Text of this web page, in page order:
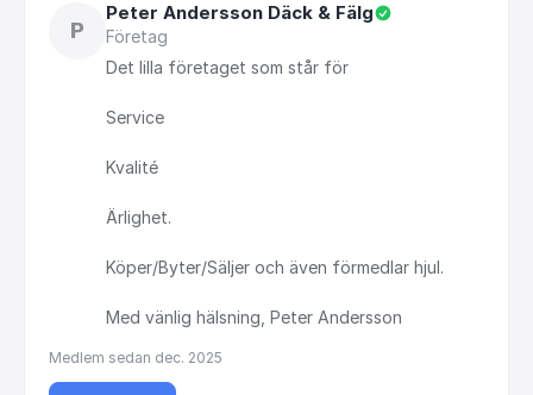
P
Peter Andersson Däck & Fälg
Företag
Det lilla företaget som står för
Service
Kvalité
Ärlighet.
Köper​/​Byter​/​Säljer och även förmedlar hjul.
Med vänlig hälsning, Peter Andersson
Medlem sedan dec. 2025